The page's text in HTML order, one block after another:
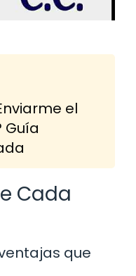
el
Guía
Cada
que